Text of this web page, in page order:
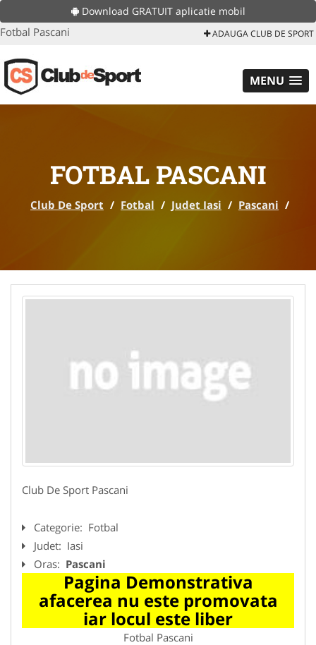
Download GRATUIT aplicatie mobil
Fotbal Pascani ADAUGA CLUB DE SPORT
MENU
FOTBAL PASCANI
Club De Sport / Fotbal / Judet Iasi / Pascani /
Club De Sport Pascani
Categorie: Fotbal
Judet: Iasi
Oras: Pascani
Pagina Demonstrativa
afacerea nu este promovata
iar locul este liber
Fotbal Pascani